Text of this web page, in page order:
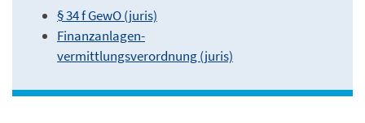
§ 34 f GewO (juris)
Finanzanlagen-
vermittlungsverordnung (juris)